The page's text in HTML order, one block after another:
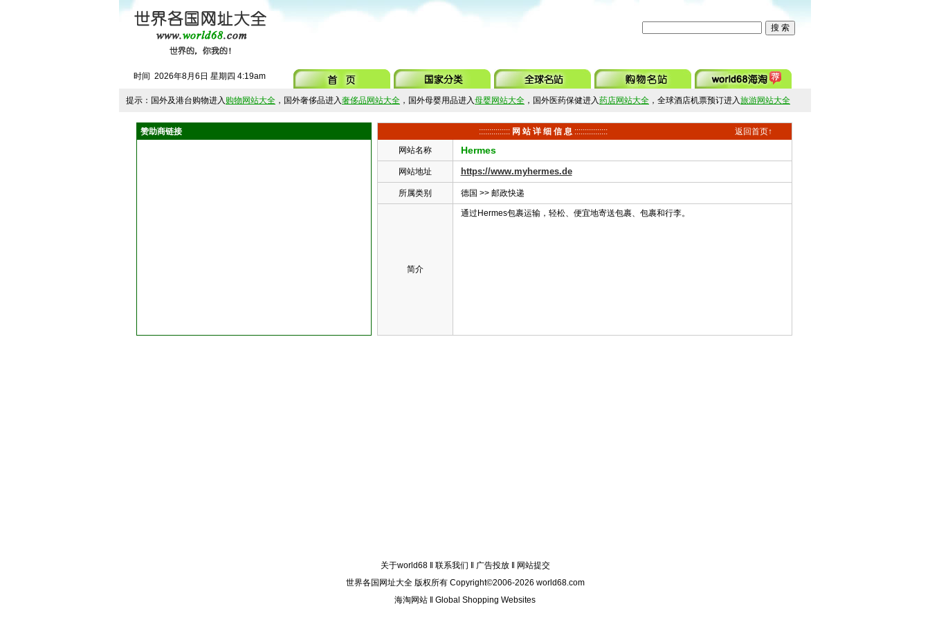
时间 2026年8月 6 日 星期四 4:19am
提示：国外及港台购物进入 购物网站大全 ，国外奢侈品进入奢侈品网站大全 ，国外母婴用品进入母婴网站大全 ，国外医药保健进入药店网站大全 ，全球酒店机票预订进入旅游网站大全
赞助商链接 ::::::::::::::: 网 站 详 细 信 息 ::::::::::::::::
返回首页↑
网站名称
Hermes
网站地址 https://www.myhermes.de
所属类别 德国 >> 邮政快递
简介
通过Hermes包裹运输，轻松、便宜地寄送包裹、包裹和行李。
关于world68‖ 联系我们 广告投放‖
网站提交
世界各国网址大全 版权所有 Copyright©2006-2026 world68.com
海淘网站
Global Shopping Websites